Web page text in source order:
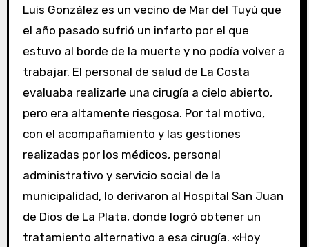
Luis González es un vecino de Mar del Tuyú que
el año pasado sufrió un infarto por el que
estuvo al borde de la muerte y no podía volver a
trabajar. El personal de salud de La Costa
evaluaba realizarle una cirugía a cielo abierto,
pero era altamente riesgosa. Por tal motivo,
con el acompañamiento y las gestiones
realizadas por los médicos, personal
administrativo y servicio social de la
municipalidad, lo derivaron al Hospital San Juan
de Dios de La Plata, donde logró obtener un
tratamiento alternativo a esa cirugía. «Hoy